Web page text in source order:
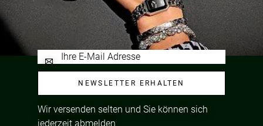
NEWSLETTER ERHALTEN
Wir versenden selten und Sie können sich
jederzeit abmelden